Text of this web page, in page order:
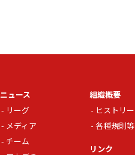
ニュース
リーグ
メディア
チーム
組織概要
ヒストリー
各種規則等
リンク